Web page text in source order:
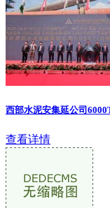
西部水泥安集延公司
查看详情